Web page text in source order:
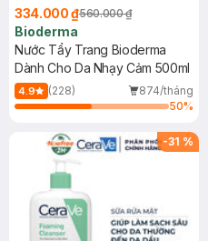
334.000 ₫560.000 ₫
Bioderma
Nước Tẩy Trang Bioderma
Dành Cho Da Nhạy Cảm 500ml
4.9 (228)
874/tháng
50%
-31 %